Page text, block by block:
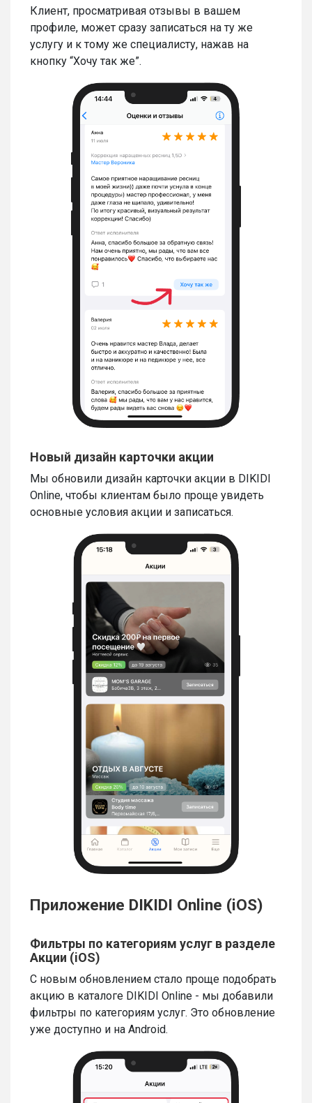
Клиент, просматривая отзывы в вашем
профиле, может сразу записаться на ту же
услугу и к тому же специалисту, нажав на
кнопку “Хочу так же”.
Новый дизайн карточки акции
Мы обновили дизайн карточки акции в DIKIDI
Online, чтобы клиентам было проще увидеть
основные условия акции и записаться.
Приложение DIKIDI Online (iOS)
Фильтры по категориям услуг в разделе
Акции (iOS)
С новым обновлением стало проще подобрать
акцию в каталоге DIKIDI Online - мы добавили
фильтры по категориям услуг. Это обновление
уже доступно и на Android.